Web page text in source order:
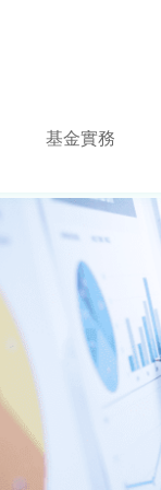
基金實務